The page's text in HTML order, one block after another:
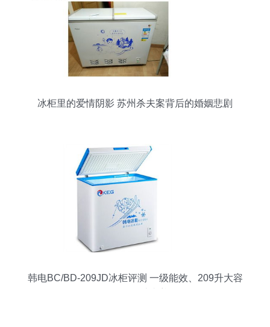
冰柜里的爱情阴影 苏州杀夫案背后的婚姻悲剧
韩电BC/BD-209JD冰柜评测 一级能效、209升大容